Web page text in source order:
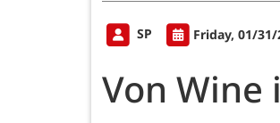
SP Friday, 01/31/
Von Wine